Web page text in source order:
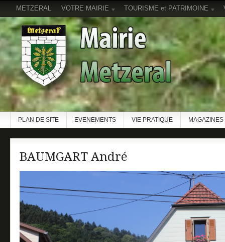
METZERAL VOTRE MAIRIE TOURISME et PATRIMOINE
PLAN DE SITE EVENEMENTS VIE PRATIQUE
BAUMGART André